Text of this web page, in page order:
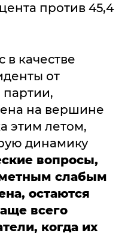
против 45,4
в качестве
от
на вершине
этим летом,
динамику
вопросы,
слабым
остаются
всего
когда их